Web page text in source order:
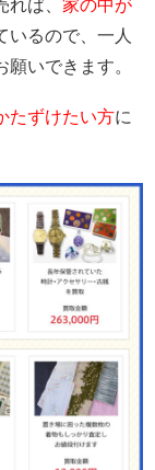
れば 、家の中が
いるので、一人
願いできます。
たずけたい方に